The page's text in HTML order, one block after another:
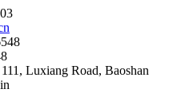
Luxiang Road, Baoshan